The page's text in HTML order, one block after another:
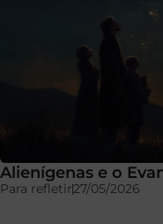
Alienígenas e o
Para refletir27/05/2026